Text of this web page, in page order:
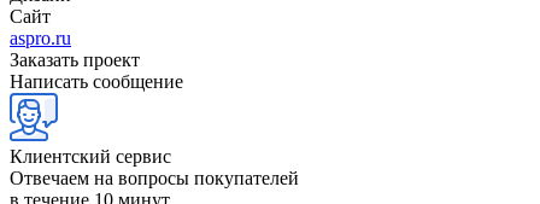
Сайт
aspro.ru
Заказать проект
Написать сообщение
Клиентский сервис
Отвечаем на вопросы покупателей
в течение 10 минут